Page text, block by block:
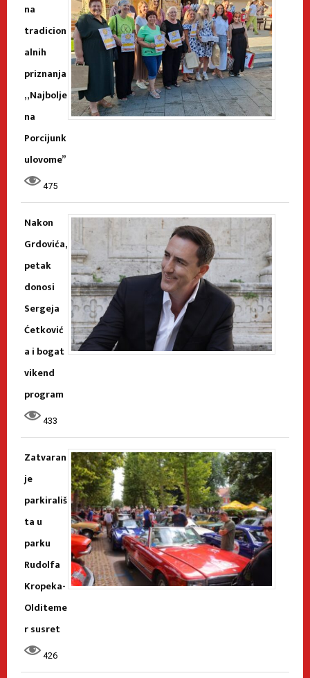
na
tradicion
alnih
priznanja
„Najbolje
na
Porcijunk
ulovome”
475
Nakon
Grdovića,
petak
donosi
Sergeja
Ćetković
a i bogat
vikend
program
433
Zatvaran
je
parkirališ
ta u
parku
Rudolfa
Kropeka-
Olditeme
r susret
426